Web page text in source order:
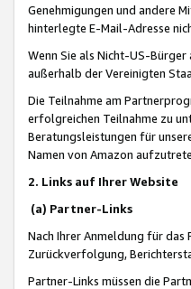
Genehmigungen und andere
hinterlegte E-Mail-Adresse
Wenn Sie als Nicht-US-
außerhalb der Vereinigten
Die Teilnahme am
erfolgreichen Teilnahme zu
Beratungsleistungen für
Namen von Amazon
2. Links auf Ihrer Website
(a) Partner-Links
Nach Ihrer Anmeldung für
Zurückverfolgung,
Partner-Links müssen die